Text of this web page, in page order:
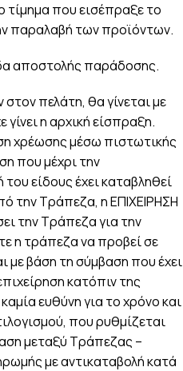
που εισέπραξε το
παραλαβή των προϊόντων.
αποστολής παράδοσης.
πελάτη, θα γίνεται με
γίνει η αρχική είσπραξη.
χρέωσης μέσω πιστωτικής
που μέχρι την
είδους έχει καταβληθεί
την Τράπεζα, η ΕΠΙΧΕΙΡΗΣΗ
την Τράπεζα για την
η τράπεζα να προβεί σε
βάση τη σύμβαση που έχει
κατόπιν της
ευθύνη για το χρόνο και
που ρυθμίζεται
μεταξύ Τράπεζας –
με αντικαταβολή κατά